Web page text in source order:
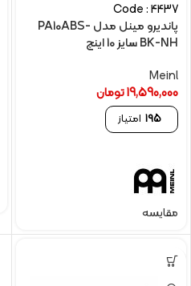
Code : 4437
پاندیرو مینل مدل PA10ABS-
BK-NH سایز 10 اینچ
Meinl
19,590,000تومان
195 امتیاز
مقایسه